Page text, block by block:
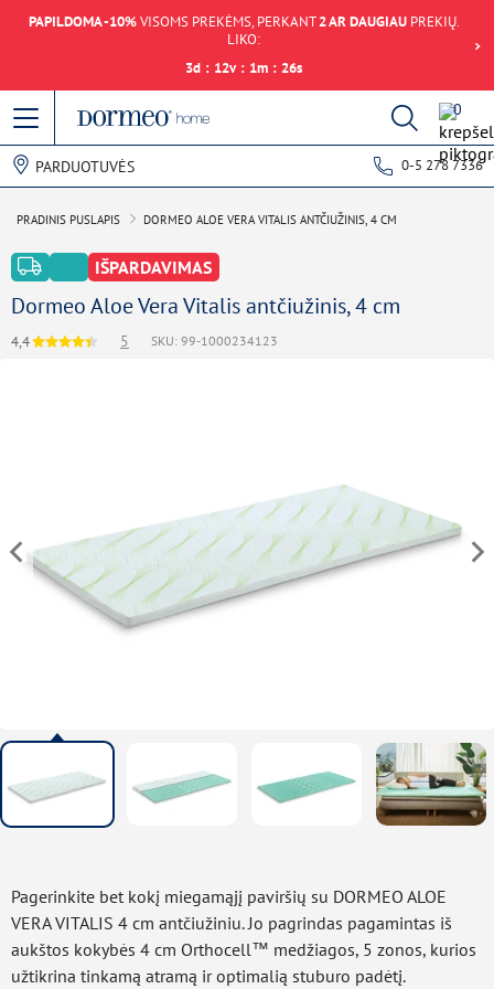
PAPILDOMA -10%VISOMS PREKĖMS, PERKANT2 AR DAUGIAUPREKIŲ.
LIKO:
3d : 12v : 1m : 26s
0
PARDUOTUVĖS 0-5 278 7336
PRADINIS PUSLAPIS DORMEO ALOE VERA VITALIS ANTČIUŽINIS, 4 CM
IŠPARDAVIMAS
Dormeo Aloe Vera Vitalis antčiužinis, 4 cm
4,4 5 SKU: 99-1000234123
Pagerinkite bet kokį miegamąjį paviršių su DORMEO ALOE
VERA VITALIS 4 cm antčiužiniu. Jo pagrindas pagamintas iš
aukštos kokybės 4 cm Orthocell™ medžiagos, 5 zonos, kurios
užtikrina tinkamą atramą ir optimalią stuburo padėtį.